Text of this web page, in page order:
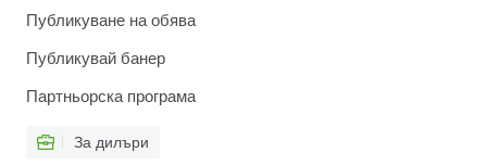
Публикуване на обява
Публикувай банер
Партньорска програма
За дилъри